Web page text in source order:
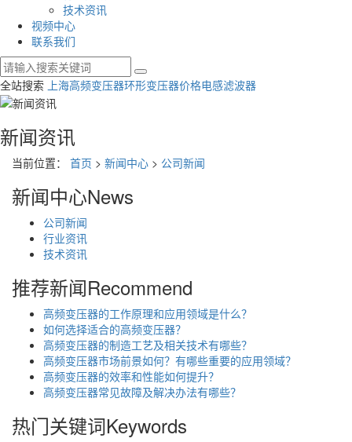
技术资讯
视频中心
联系我们
全站搜索 上海高频变压器环形变压器价格电感滤波器
新闻资讯
当前位置： 首页 > 新闻中心 > 公司新闻
新闻中心News
公司新闻
行业资讯
技术资讯
推荐新闻Recommend
高频变压器的工作原理和应用领域是什么？
如何选择适合的高频变压器？
高频变压器的制造工艺及相关技术有哪些？
高频变压器市场前景如何？有哪些重要的应用领域？
高频变压器的效率和性能如何提升？
高频变压器常见故障及解决办法有哪些？
热门关键词Keywords